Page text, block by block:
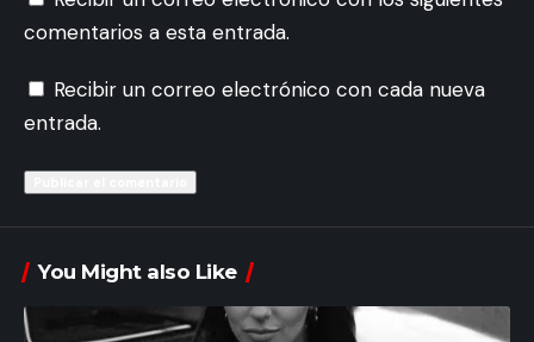
comentarios a esta entrada.
Recibir un correo electrónico con cada nueva
entrada.
You Might also Like